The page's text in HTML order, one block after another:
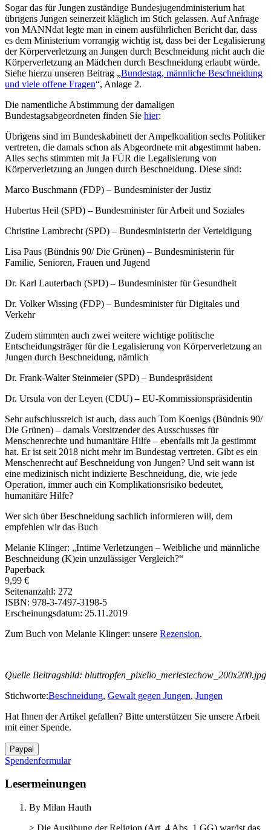
Sogar das für Jungen zuständige Bundesjugendministerium hat
übrigens Jungen seinerzeit kläglich im Stich gelassen. Auf Anfrage
von MANNdat legte man in einem ausführlichen Bericht dar, dass
es dem Ministerium vorrangig wichtig ist, dass bei der Legalisierung
der Körperverletzung an Jungen durch Beschneidung nicht auch die
Körperverletzung an Mädchen durch Beschneidung erlaubt würde.
Siehe hierzu unseren Beitrag „Bundestag, männliche Beschneidung
und viele offene Fragen“, Anlage 2.
Die namentliche Abstimmung der damaligen
Bundestagsabgeordneten finden Sie hier:
Übrigens sind im Bundeskabinett der Ampelkoalition sechs Politiker
vertreten, die damals schon als Abgeordnete mit abgestimmt haben.
Alles sechs stimmten mit Ja FÜR die Legalisierung von
Körperverletzung an Jungen durch Beschneidung. Diese sind:
Marco Buschmann (FDP) – Bundesminister der Justiz
Hubertus Heil (SPD) – Bundesminister für Arbeit und Soziales
Christine Lambrecht (SPD) – Bundesministerin der Verteidigung
Lisa Paus (Bündnis 90/ Die Grünen) – Bundesministerin für
Familie, Senioren, Frauen und Jugend
Dr. Karl Lauterbach (SPD) – Bundesminister für Gesundheit
Dr. Volker Wissing (FDP) – Bundesminister für Digitales und
Verkehr
Zudem stimmten auch zwei weitere wichtige politische
Entscheidungsträger für die Legalisierung von Körperverletzung an
Jungen durch Beschneidung, nämlich
Dr. Frank-Walter Steinmeier (SPD) – Bundespräsident
Dr. Ursula von der Leyen (CDU) – EU-Kommissionspräsidentin
Sehr aufschlussreich ist auch, dass auch Tom Koenigs (Bündnis 90/
Die Grünen) – damals Vorsitzender des Ausschusses für
Menschenrechte und humanitäre Hilfe – ebenfalls mit Ja gestimmt
hat. Er ist seit 2018 nicht mehr im Bundestag vertreten. Gibt es ein
Menschenrecht auf Beschneidung von Jungen? Und seit wann ist
eine medizinisch nicht indizierte Beschneidung, die, wie jede
Operation, immer auch ein Komplikationsrisiko bedeutet,
humanitäre Hilfe?
Wer sich über Beschneidung sachlich informieren will, dem
empfehlen wir das Buch
Melanie Klinger: „Intime Verletzungen – Weibliche und männliche
Beschneidung (K)ein unzulässiger Vergleich?“
Paperback
9,99 €
Seitenanzahl: 272
ISBN: 978-3-7497-3198-5
Erscheinungsdatum: 25.11.2019
Zum Buch von Melanie Klinger: unsere Rezension.
Quelle Beitragsbild: bluttropfen_pixelio_merlestechow_200x200.jpg
Stichworte:Beschneidung, Gewalt gegen Jungen, Jungen
Hat Ihnen der Artikel gefallen? Bitte unterstützen Sie unsere Arbeit
mit einer Spende.
Spendenformular
Lesermeinungen
By Milan Hauth